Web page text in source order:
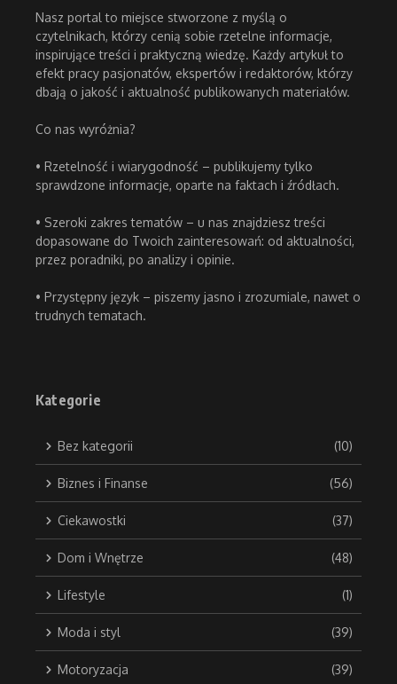
Nasz portal to miejsce stworzone z myślą o
czytelnikach, którzy cenią sobie rzetelne informacje,
inspirujące treści i praktyczną wiedzę. Każdy artykuł to
efekt pracy pasjonatów, ekspertów i redaktorów, którzy
dbają o jakość i aktualność publikowanych materiałów.
Co nas wyróżnia?
• Rzetelność i wiarygodność – publikujemy tylko
sprawdzone informacje, oparte na faktach i źródłach.
• Szeroki zakres tematów – u nas znajdziesz treści
dopasowane do Twoich zainteresowań: od aktualności,
przez poradniki, po analizy i opinie.
• Przystępny język – piszemy jasno i zrozumiale, nawet o
trudnych tematach.
Kategorie
Bez kategorii (10)
Biznes i Finanse (56)
Ciekawostki (37)
Dom i Wnętrze (48)
Lifestyle (1)
Moda i styl (39)
Motoryzacja (39)